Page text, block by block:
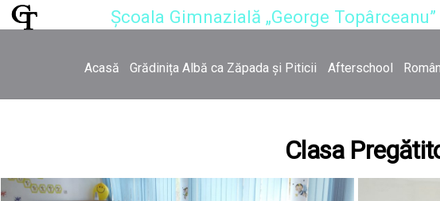
Școala Gimnazială „George Topârceanu”
Acasă Grădinița Albă ca Zăpada și Piticii Afterschool
Clasa